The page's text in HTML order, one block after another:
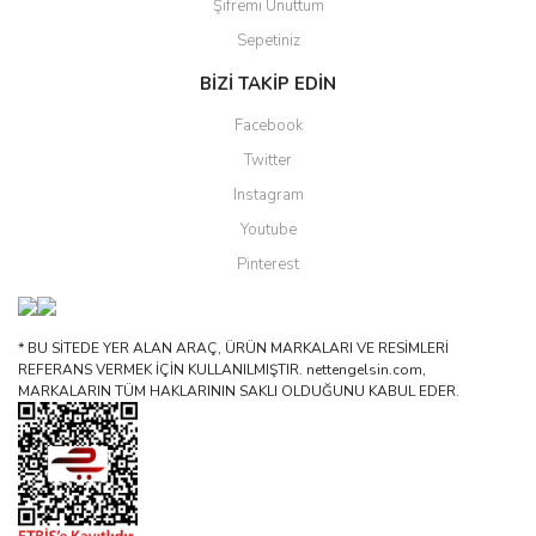
Şifremi Unuttum
Sepetiniz
BİZİ TAKİP EDİN
Facebook
Twitter
Instagram
Youtube
Pinterest
* BU SİTEDE YER ALAN ARAÇ, ÜRÜN MARKALARI VE RESİMLERİ
REFERANS VERMEK İÇİN KULLANILMIŞTIR. nettengelsin.com,
MARKALARIN TÜM HAKLARININ SAKLI OLDUĞUNU KABUL EDER.